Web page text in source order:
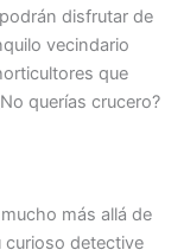
disfrutar de
vecindario
que
querías crucero?
más allá de
curioso detective